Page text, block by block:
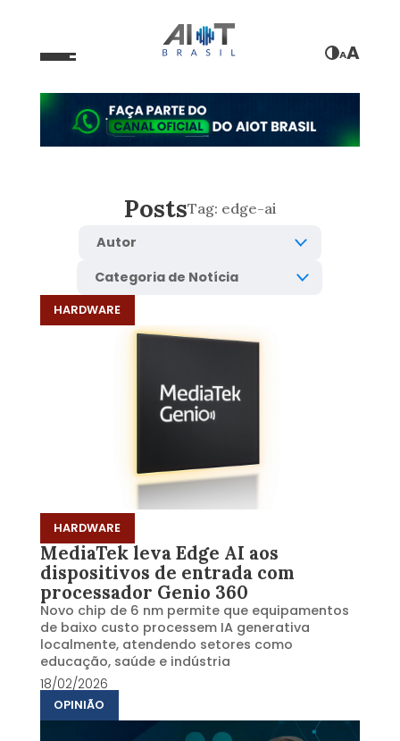
AA
PostsTag: edge-ai
HARDWARE
HARDWARE
MediaTek leva Edge AI aos
dispositivos de entrada com
processador Genio 360
Novo chip de 6 nm permite que equipamentos
de baixo custo processem IA generativa
localmente, atendendo setores como
educação, saúde e indústria
18/02/2026
OPINIÃO